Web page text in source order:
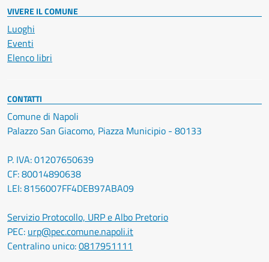
VIVERE IL COMUNE
Luoghi
Eventi
Elenco libri
CONTATTI
Comune di Napoli
Palazzo San Giacomo, Piazza Municipio - 80133
P. IVA: 01207650639
CF: 80014890638
LEI: 8156007FF4DEB97ABA09
Servizio Protocollo, URP e Albo Pretorio
PEC: urp@pec.comune.napoli.it
Centralino unico:0817951111